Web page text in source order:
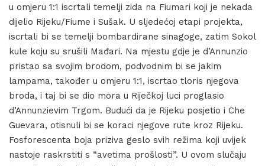
u omjeru 1:1 iscrtali temelji zida na Fiumari koji je nekada
dijelio Rijeku/Fiume i Sušak. U sljedećoj etapi projekta,
iscrtali bi se temelji bombardirane sinagoge, zatim Sokol
kule koju su srušili Mađari. Na mjestu gdje je d’Annunzio
pristao sa svojim brodom, podvodnim bi se jakim
lampama, također u omjeru 1:1, iscrtao tloris njegova
broda, i taj bi se dio mora u Riječkoj luci proglasio
d’Annunzievim Trgom. Budući da je Rijeku posjetio i Che
Guevara, otisnuli bi se koraci njegove rute kroz Rijeku.
Fosforescenta boja priziva geslo svih režima koji uvijek
nastoje raskrstiti s “avetima prošlosti”. U ovom slučaju